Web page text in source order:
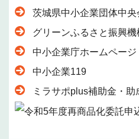
茨城県中小企業団体中央
グリーンふるさと振興機
中小企業庁ホームページ
中小企業119
ミラサポplus補助金・